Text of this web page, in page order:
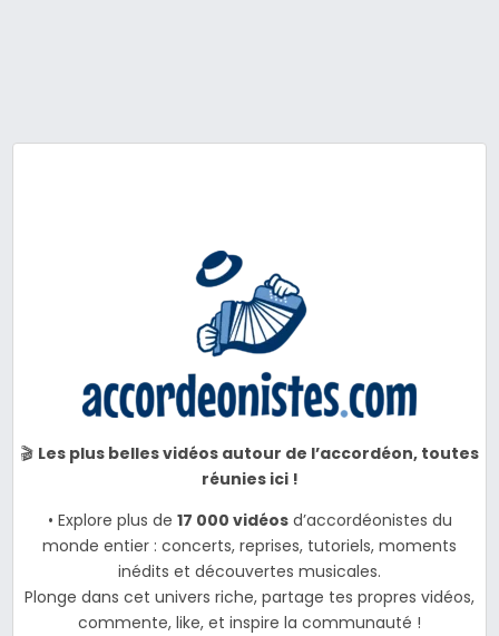
🎬 Les plus belles vidéos autour de l’accordéon, toutes
réunies ici !
• Explore plus de 17 000 vidéosd’accordéonistes du
monde entier : concerts, reprises, tutoriels, moments
inédits et découvertes musicales.
Plonge dans cet univers riche, partage tes propres vidéos,
commente, like, et inspire la communauté !